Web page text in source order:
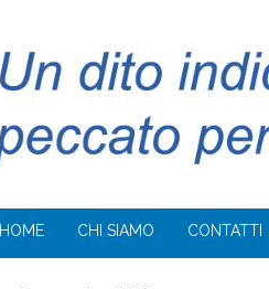
HOME CHI SIAMO CONTATTI